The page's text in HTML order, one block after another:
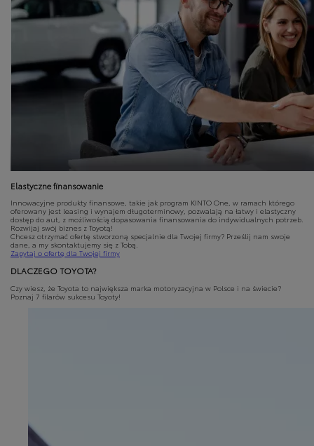
Elastyczne finansowanie
Innowacyjne produkty finansowe, takie jak program KINTO One, w ramach którego
oferowany jest leasing i wynajem długoterminowy, pozwalają na łatwy i elastyczny
dostęp do aut, z możliwością dopasowania finansowania do indywidualnych potrzeb.
Rozwijaj swój biznes z Toyotą!
Chcesz otrzymać ofertę stworzoną specjalnie dla Twojej firmy? Prześlij nam swoje
dane, a my skontaktujemy się z Tobą.
Zapytaj o ofertę dla Twojej firmy
DLACZEGO TOYOTA?
Czy wiesz, że Toyota to największa marka motoryzacyjna w Polsce i na świecie?
Poznaj 7 filarów sukcesu Toyoty!